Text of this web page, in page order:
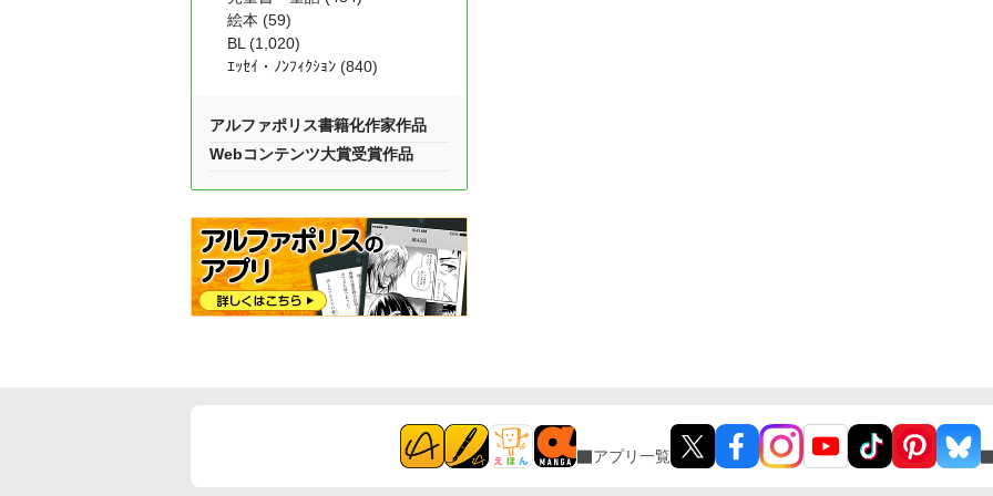
絵本 (59)
BL (1,020)
ｴｯｾｲ・ﾉﾝﾌｨｸｼｮﾝ (840)
アルファポリス書籍化作家作品
Webコンテンツ大賞受賞作品
アプリ一覧